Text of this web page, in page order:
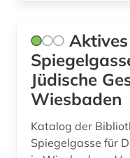
deutsch (3)
deutschland (13)
deutschland (1)
Jüdische
Wiesbaden
Katalog der
Spiegelgasse für Deutsch-Jüdische Geschichte